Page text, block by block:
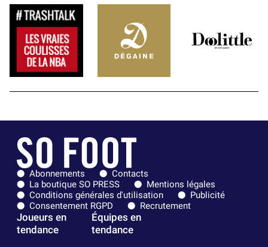
Abonnements
Contacts
La boutique SO PRESS
Mentions légales
Conditions générales d'utilisation
Publicité
Consentement RGPD
Recrutement
Joueurs en
tendance
Équipes en
tendance